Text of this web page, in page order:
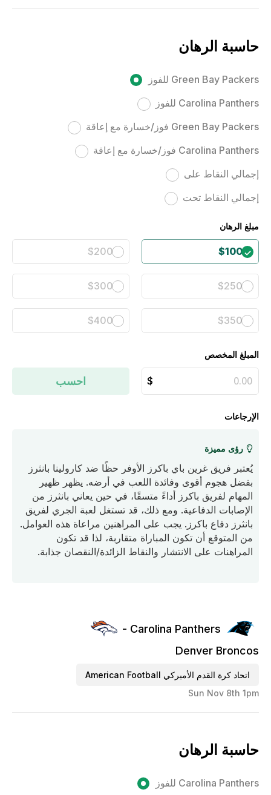
حاسبة الرهان
Green Bay Packers للفوز
Carolina Panthers للفوز
Green Bay Packers فوز/خسارة مع إعاقة
Carolina Panthers فوز/خسارة مع إعاقة
إجمالي النقاط على
إجمالي النقاط تحت
مبلغ الرهان
$100
$200
$250
$300
$350
$400
المبلغ المخصص
احسب
الإرجاعات
رؤى مميزة
يُعتبر فريق غرين باي باكرز الأوفر حظًا ضد كارولينا بانثرز
بفضل هجوم أقوى وفائدة اللعب في أرضه. يظهر ظهير
المهام لفريق باكرز أداءً متسقًا، في حين يعاني بانثرز من
الإصابات الدفاعية. ومع ذلك، قد تستغل لعبة الجري لفريق
بانثرز دفاع باكرز. يجب على المراهنين مراعاة هذه العوامل.
من المتوقع أن تكون المباراة متقاربة، لذا قد تكون
المراهنات على الانتشار والنقاط الزائدة/النقصان جذابة.
Carolina Panthers -
Denver Broncos
اتحاد كرة القدم الأميركي American Football
Sun Nov 8th 1pm
حاسبة الرهان
Carolina Panthers للفوز